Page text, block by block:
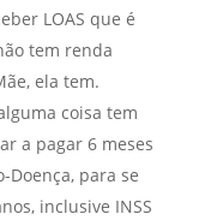
LOAS que é
tem renda
ela tem.
coisa tem
a pagar 6 meses
para se
inclusive INSS